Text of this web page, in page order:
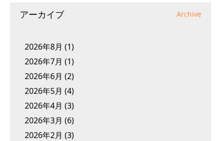
アーカイブ Archive
2026年8月 (1)
2026年7月 (1)
2026年6月 (2)
2026年5月 (4)
2026年4月 (3)
2026年3月 (6)
2026年2月 (3)